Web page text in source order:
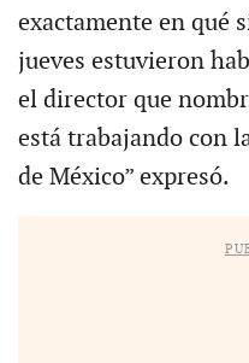
exactamente en qué
jueves estuvieron
el director que
está trabajando con
de México” expresó.